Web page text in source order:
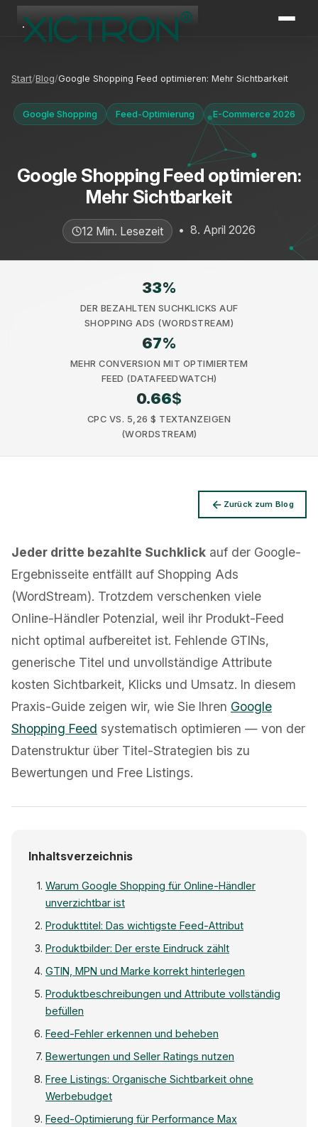
Start Blog Google Shopping Feed optimieren: Mehr Sichtbarkeit
Google Shopping Feed-Optimierung E-Commerce 2026
Google Shopping Feed optimieren:
Mehr Sichtbarkeit
12 Min. Lesezeit • 8. April 2026
33%
DER BEZAHLTEN SUCHKLICKS AUF
SHOPPING ADS (WORDSTREAM)
67%
MEHR CONVERSION MIT OPTIMIERTEM
FEED (DATAFEEDWATCH)
0.66$
CPC VS. 5,26 $ TEXTANZEIGEN
(WORDSTREAM)
Zurück zum Blog
Jeder dritte bezahlte Suchklick auf der Google-
Ergebnisseite entfällt auf Shopping Ads
(WordStream). Trotzdem verschenken viele
Online-Händler Potenzial, weil ihr Produkt-Feed
nicht optimal aufbereitet ist. Fehlende GTINs,
generische Titel und unvollständige Attribute
kosten Sichtbarkeit, Klicks und Umsatz. In diesem
Praxis-Guide zeigen wir, wie Sie Ihren Google
Shopping Feed systematisch optimieren — von der
Datenstruktur über Titel-Strategien bis zu
Bewertungen und Free Listings.
Inhaltsverzeichnis
Warum Google Shopping für Online-Händler
unverzichtbar ist
Produkttitel: Das wichtigste Feed-Attribut
Produktbilder: Der erste Eindruck zählt
GTIN, MPN und Marke korrekt hinterlegen
Produktbeschreibungen und Attribute vollständig
befüllen
Feed-Fehler erkennen und beheben
Bewertungen und Seller Ratings nutzen
Free Listings: Organische Sichtbarkeit ohne
Werbebudget
Feed-Optimierung für Performance Max
XICTRON
Datenschutz